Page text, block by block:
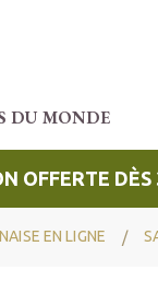
DU MONDE
OFFERTE
EN LIGNE